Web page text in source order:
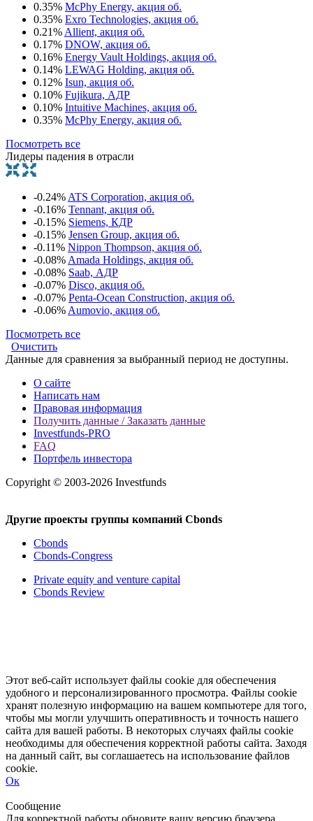
0.35% McPhy Energy, акция об.
0.35% Exro Technologies, акция об.
0.21% Allient, акция об.
0.17% DNOW, акция об.
0.16% Energy Vault Holdings, акция об.
0.14% LEWAG Holding, акция об.
0.12% Isun, акция об.
0.10% Fujikura, АДР
0.10% Intuitive Machines, акция об.
0.35% McPhy Energy, акция об.
Посмотреть все
Лидеры падения в отрасли
-0.24% ATS Corporation, акция об.
-0.16% Tennant, акция об.
-0.15% Siemens, КДР
-0.15% Jensen Group, акция об.
-0.11% Nippon Thompson, акция об.
-0.08% Amada Holdings, акция об.
-0.08% Saab, АДР
-0.07% Disco, акция об.
-0.07% Penta-Ocean Construction, акция об.
-0.06% Aumovio, акция об.
Посмотреть все
Очистить
Данные для сравнения за выбранный период не доступны.
О сайте
Написать нам
Правовая информация
Получить данные / Заказать данные
Investfunds-PRO
FAQ
Портфель инвестора
Copyright © 2003-2026 Investfunds
Другие проекты группы компаний Cbonds
Cbonds
Cbonds-Congress
Private equity and venture capital
Cbonds Review
Этот веб-сайт использует файлы cookie для обеспечения
удобного и персонализированного просмотра. Файлы cookie
хранят полезную информацию на вашем компьютере для того,
чтобы мы могли улучшить оперативность и точность нашего
сайта для вашей работы. В некоторых случаях файлы cookie
необходимы для обеспечения корректной работы сайта. Заходя
на данный сайт, вы соглашаетесь на использование файлов
cookie.
Ок
Сообщение